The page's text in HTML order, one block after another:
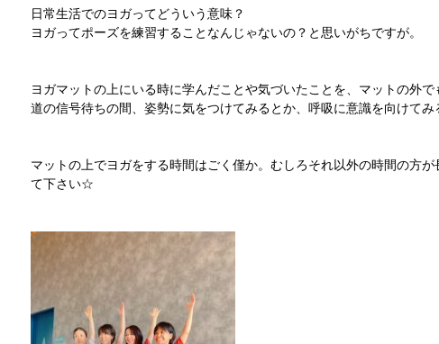
日常生活でのヨガってどういう意味？
ヨガってポーズを練習することなんじゃないの？と思いがちですが。
ヨガマットの上にいる時に学んだことや気づいたことを、マットの外
道の信号待ちの間、姿勢に気をつけてみるとか、呼吸に意識を向けてみ
マットの上でヨガをする時間はごく僅か。むしろそれ以外の時間の方
て下さい☆